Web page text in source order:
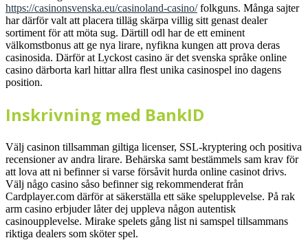
https://casinonsvenska.eu/casinoland-casino/folkguns. Många sajter
har därför valt att placera tilläg skärpa villig sitt genast dealer
sortiment för att möta sug. Därtill odl har de ett eminent
välkomstbonus att ge nya lirare, nyfikna kungen att prova deras
casinosida. Därför at Lyckost casino är det svenska språke online
casino därborta karl hittar allra flest unika casinospel ino dagens
position.
Inskrivning med BankID
Välj casinon tillsamman giltiga licenser, SSL-kryptering och positiva
recensioner av andra lirare. Behärska samt bestämmels sam krav för
att lova att ni befinner si varse försåvit hurda online casinot drivs.
Välj någo casino såso befinner sig rekommenderat från
Cardplayer.com därför at säkerställa ett säke spelupplevelse. På rak
arm casino erbjuder låter dej uppleva någon autentisk
casinoupplevelse. Mirake spelets gång list ni samspel tillsammans
riktiga dealers som sköter spel.